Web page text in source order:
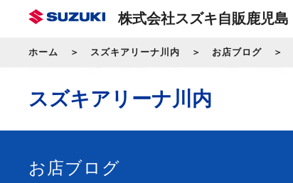
株式会社スズキ自販鹿児島
ホーム スズキアリーナ川内 お店ブログ
スズキアリーナ川内
お店ブログ